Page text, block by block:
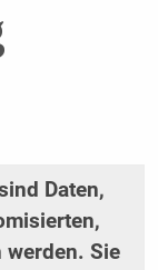
Daten,
Sie